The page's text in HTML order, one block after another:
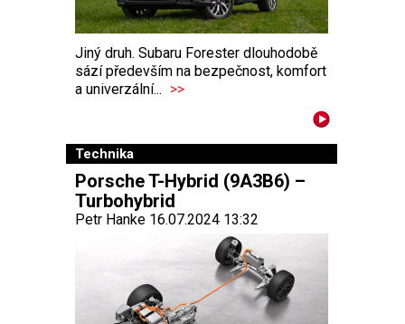
Jiný druh. Subaru Forester dlouhodobě
sází především na bezpečnost, komfort
a univerzální... >>
Technika
Porsche T-Hybrid (9A3B6) –
Turbohybrid
Petr Hanke 16.07.2024 13:32